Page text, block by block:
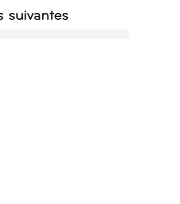
suivantes